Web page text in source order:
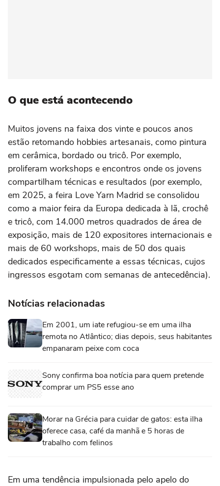
O que está acontecendo
Muitos jovens na faixa dos vinte e poucos anos
estão retomando hobbies artesanais, como pintura
em cerâmica, bordado ou tricô. Por exemplo,
proliferam workshops e encontros onde os jovens
compartilham técnicas e resultados (por exemplo,
em 2025, a feira Love Yarn Madrid se consolidou
como a maior feira da Europa dedicada à lã, crochê
e tricô, com 14.000 metros quadrados de área de
exposição, mais de 120 expositores internacionais e
mais de 60 workshops, mais de 50 dos quais
dedicados especificamente a essas técnicas, cujos
ingressos esgotam com semanas de antecedência).
Notícias relacionadas
Em 2001, um iate refugiou-se em uma ilha
remota no Atlântico; dias depois, seus habitantes
empanaram peixe com coca
Sony confirma boa notícia para quem pretende
comprar um PS5 esse ano
Morar na Grécia para cuidar de gatos: esta ilha
oferece casa, café da manhã e 5 horas de
trabalho com felinos
Em uma tendência impulsionada pelo apelo do